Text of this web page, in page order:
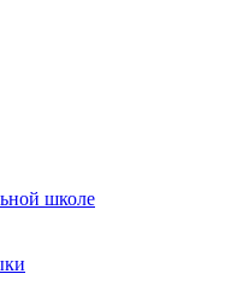
школе